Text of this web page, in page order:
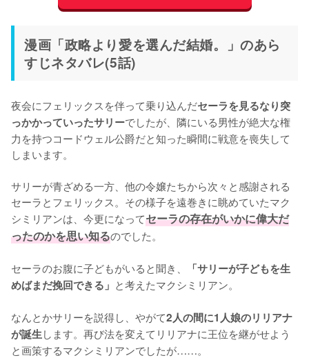
漫画「政略より愛を選んだ結婚。」のあら
すじネタバレ(5話)
夜会にフェリックスを伴って乗り込んだセーラを見るなり突
っかかっていったサリーでしたが、隣にいる男性が絶大な権
力を持つコードウェル公爵だと知った瞬間に戦意を喪失して
しまいます。
サリーが青ざめる一方、他の令嬢たちから次々と感謝される
セーラとフェリックス。その様子を遠巻きに眺めていたマク
シミリアンは、今更になってセーラの存在がいかに偉大だ
ったのかを思い知るのでした。
セーラのお腹に子どもがいると聞き、
「サリーが子どもを生
めばまだ挽回できる」 と考えたマクシミリアン。
なんとかサリーを説得し、やがて2人の間に1人娘のリリアナ
が誕生します。再び法を変えてリリアナに王位を継がせよう
と画策するマクシミリアンでしたが……。